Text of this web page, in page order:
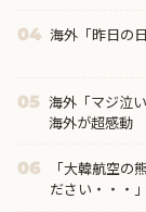
04 海外「昨日の
05 海外「マジ泣
海外が超感動
06
「大韓航空の
ださい・・・